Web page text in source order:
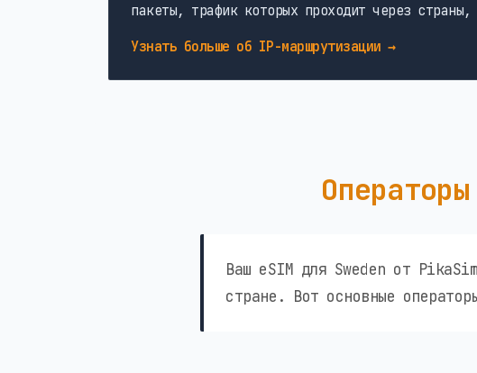
пакеты, трафик которых проходит через
Узнать больше об IP-маршрутизации →
Ваш eSIM для Sweden от
стране. Вот основные